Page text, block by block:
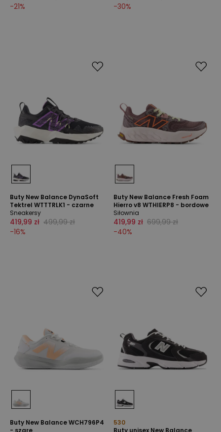
-21%
-30%
Buty New Balance DynaSoft
Tektrel WTTTRLK1 - czarne
Sneakersy
419,99 zł 499,99 zł
-16%
Buty New Balance Fresh Foam
Hierro v8 WTHIERP8 - bordowe
Siłownia
419,99 zł 699,99 zł
-40%
Buty New Balance WCH796P4
- szare
530
Buty unisex New Balance